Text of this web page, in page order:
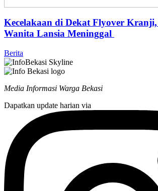
Kecelakaan di Dekat Flyover Kranji,
Wanita Lansia Meninggal
Berita
Media Informasi Warga Bekasi
Dapatkan update harian via